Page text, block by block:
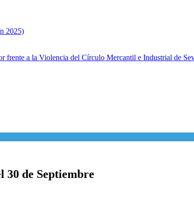
2025)
frente a la Violencia del Círculo Mercantil e Industrial de
30 de Septiembre